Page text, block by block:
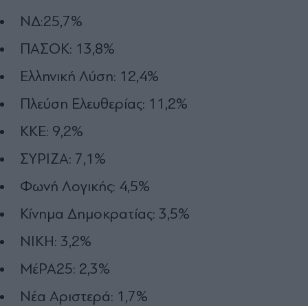
ΝΔ:25,7%
ΠΑΣΟΚ: 13,8%
Ελληνική Λύση: 12,4%
Πλεύση Ελευθερίας: 11,2%
ΚΚΕ: 9,2%
ΣΥΡΙΖΑ: 7,1%
Φωνή Λογικής: 4,5%
Κίνημα Δημοκρατίας: 3,5%
ΝΙΚΗ: 3,2%
ΜέΡΑ25: 2,3%
Νέα Αριστερά: 1,7%